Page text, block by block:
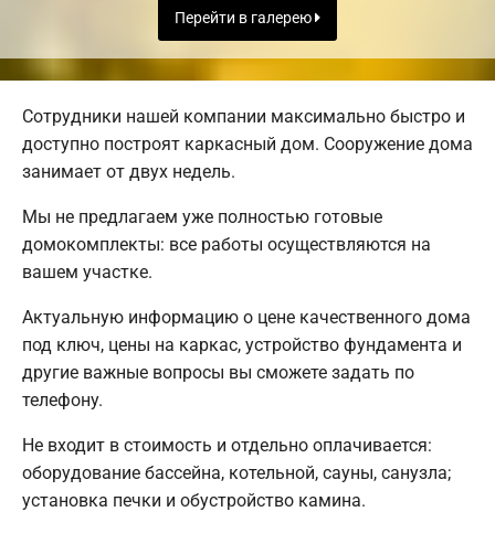
Перейти в галерею
Сотрудники нашей компании максимально быстро и
доступно построят каркасный дом. Сооружение дома
занимает от двух недель.
Мы не предлагаем уже полностью готовые
домокомплекты: все работы осуществляются на
вашем участке.
Актуальную информацию о цене качественного дома
под ключ, цены на каркас, устройство фундамента и
другие важные вопросы вы сможете задать по
телефону.
Не входит в стоимость и отдельно оплачивается:
оборудование бассейна, котельной, сауны, санузла;
установка печки и обустройство камина.